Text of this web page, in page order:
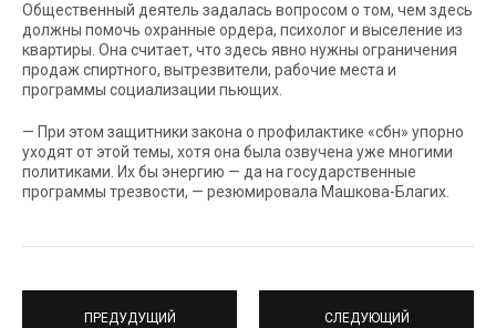
Общественный деятель задалась вопросом о том, чем здесь
должны помочь охранные ордера, психолог и выселение из
квартиры. Она считает, что здесь явно нужны ограничения
продаж спиртного, вытрезвители, рабочие места и
программы социализации пьющих.
— При этом защитники закона о профилактике «сбн» упорно
уходят от этой темы, хотя она была озвучена уже многими
политиками. Их бы энергию — да на государственные
программы трезвости, — резюмировала Машкова-Благих.
ПРЕДУДУЩИЙ СЛЕДУЮЩИЙ